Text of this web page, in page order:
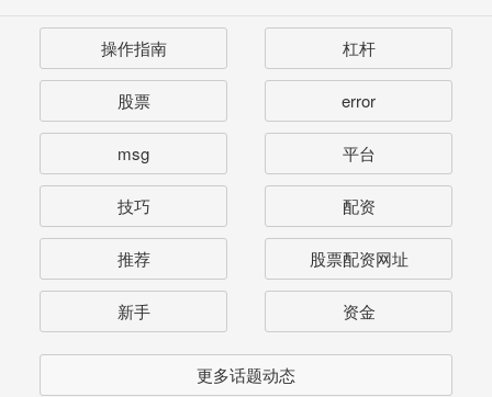
操作指南 杠杆
股票 error
msg 平台
技巧 配资
推荐 股票配资网址
新手 资金
更多话题动态